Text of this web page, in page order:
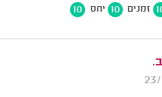
זמנים 10 יחס 10